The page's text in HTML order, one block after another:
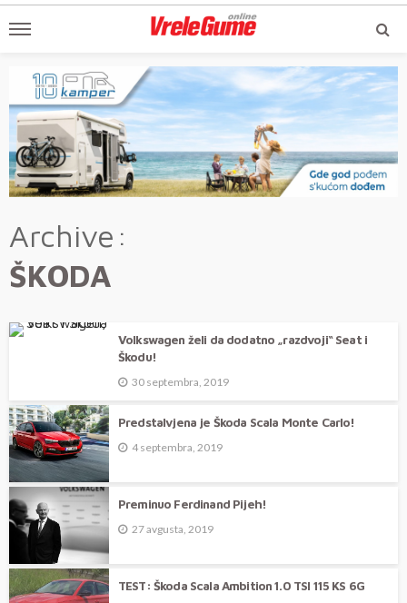
Archive
ŠKODA
Volkswagen želi da dodatno „razdvoji“ Seat i
Škodu!
30 septembra, 2019
Predstalvjena je Škoda Scala Monte Carlo!
4 septembra, 2019
Preminuo Ferdinand Pijeh!
27 avgusta, 2019
TEST: Škoda Scala Ambition 1.0 TSI 115 KS 6G